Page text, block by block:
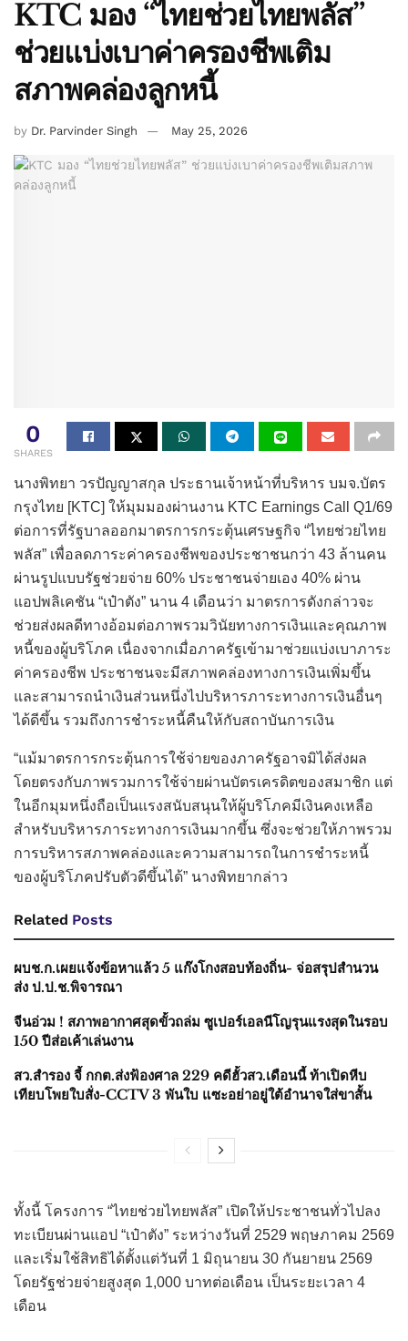
KTC มอง “ไทยช่วยไทยพลัส”
ช่วยแบ่งเบาค่าครองชีพเติม
สภาพคล่องลูกหนี้
by Dr. Parvinder Singh May 25, 2026
0
SHARES
นางพิทยา วรปัญญาสกุล ประธานเจ้าหน้าที่บริหาร บมจ.บัตร
กรุงไทย [KTC] ให้มุมมองผ่านงาน KTC Earnings Call Q1/69
ต่อการที่รัฐบาลออกมาตรการกระตุ้นเศรษฐกิจ “ไทยช่วยไทย
พลัส” เพื่อลดภาระค่าครองชีพของประชาชนกว่า 43 ล้านคน
ผ่านรูปแบบรัฐช่วยจ่าย 60% ประชาชนจ่ายเอง 40% ผ่าน
แอปพลิเคชัน “เป๋าตัง” นาน 4 เดือนว่า มาตรการดังกล่าวจะ
ช่วยส่งผลดีทางอ้อมต่อภาพรวมวินัยทางการเงินและคุณภาพ
หนี้ของผู้บริโภค เนื่องจากเมื่อภาครัฐเข้ามาช่วยแบ่งเบาภาระ
ค่าครองชีพ ประชาชนจะมีสภาพคล่องทางการเงินเพิ่มขึ้น
และสามารถนำเงินส่วนหนึ่งไปบริหารภาระทางการเงินอื่นๆ
ได้ดีขึ้น รวมถึงการชำระหนี้คืนให้กับสถาบันการเงิน
“แม้มาตรการกระตุ้นการใช้จ่ายของภาครัฐอาจมิได้ส่งผล
โดยตรงกับภาพรวมการใช้จ่ายผ่านบัตรเครดิตของสมาชิก แต่
ในอีกมุมหนึ่งถือเป็นแรงสนับสนุนให้ผู้บริโภคมีเงินคงเหลือ
สำหรับบริหารภาระทางการเงินมากขึ้น ซึ่งจะช่วยให้ภาพรวม
การบริหารสภาพคล่องและความสามารถในการชำระหนี้
ของผู้บริโภคปรับตัวดีขึ้นได้” นางพิทยากล่าว
Related Posts
ผบช.ก.เผยแจ้งข้อหาแล้ว 5 แก๊งโกงสอบท้องถิ่น- จ่อสรุปสำนวน
ส่ง ป.ป.ช.พิจารณา
จีนอ่วม ! สภาพอากาศสุดขั้วถล่ม ซูเปอร์เอลนีโญรุนแรงสุดในรอบ
150 ปีส่อเค้าเล่นงาน
สว.สำรอง จี้ กกต.ส่งฟ้องศาล 229 คดีฮั้วสว.เดือนนี้ ท้าเปิดหีบ
เทียบโพยใบสั่ง-CCTV 3 พันใบ แซะอย่าอยู่ใต้อำนาจใส่ขาสั้น
ทั้งนี้ โครงการ “ไทยช่วยไทยพลัส” เปิดให้ประชาชนทั่วไปลง
ทะเบียนผ่านแอป “เป๋าตัง” ระหว่างวันที่ 2529 พฤษภาคม 2569
และเริ่มใช้สิทธิได้ตั้งแต่วันที่ 1 มิถุนายน 30 กันยายน 2569
โดยรัฐช่วยจ่ายสูงสุด 1,000 บาทต่อเดือน เป็นระยะเวลา 4
เดือน